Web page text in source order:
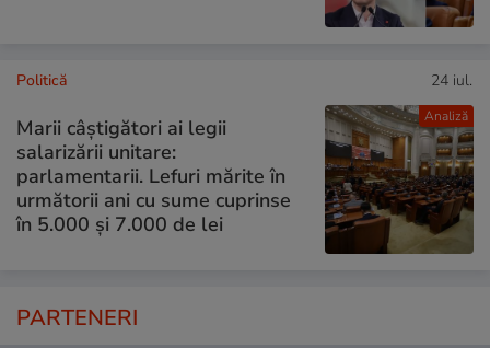
Analiză
Politică 24 iul.
Marii câștigători ai legii
salarizării unitare:
parlamentarii. Lefuri mărite în
următorii ani cu sume cuprinse
în 5.000 și 7.000 de lei
PARTENERI